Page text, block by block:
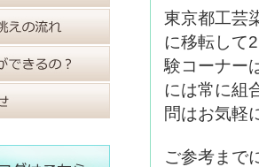
東京都工芸
に移転して
験コーナー
には常に組
問はお気軽
ご参考まで